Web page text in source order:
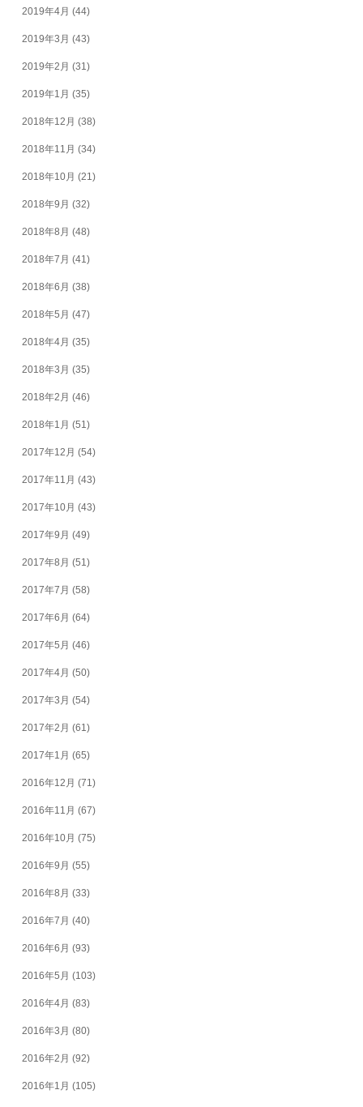
2019年4月 (44)
2019年3月 (43)
2019年2月 (31)
2019年1月 (35)
2018年12月 (38)
2018年11月 (34)
2018年10月 (21)
2018年9月 (32)
2018年8月 (48)
2018年7月 (41)
2018年6月 (38)
2018年5月 (47)
2018年4月 (35)
2018年3月 (35)
2018年2月 (46)
2018年1月 (51)
2017年12月 (54)
2017年11月 (43)
2017年10月 (43)
2017年9月 (49)
2017年8月 (51)
2017年7月 (58)
2017年6月 (64)
2017年5月 (46)
2017年4月 (50)
2017年3月 (54)
2017年2月 (61)
2017年1月 (65)
2016年12月 (71)
2016年11月 (67)
2016年10月 (75)
2016年9月 (55)
2016年8月 (33)
2016年7月 (40)
2016年6月 (93)
2016年5月 (103)
2016年4月 (83)
2016年3月 (80)
2016年2月 (92)
2016年1月 (105)